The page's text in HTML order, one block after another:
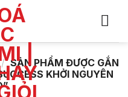
/ SẢN PHẨM ĐƯỢC GẮN
KHỞI NGUYÊN